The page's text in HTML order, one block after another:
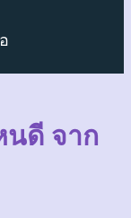
นดี จาก